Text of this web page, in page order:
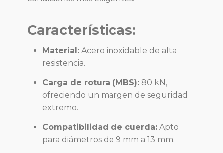
Características:
Material: Acero inoxidable de alta
resistencia.
Carga de rotura (MBS): 80 kN,
ofreciendo un margen de seguridad
extremo.
Compatibilidad de cuerda: Apto
para diámetros de 9 mm a 13 mm.